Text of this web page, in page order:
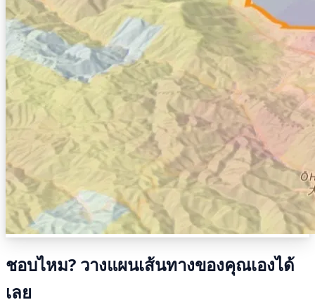
ชอบไหม? วางแผนเส้นทางของคุณเองได้
เลย